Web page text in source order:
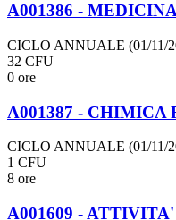
A001386 -
CICLO ANNUALE (01/11/
32 CFU
0 ore
A001387 - CHIMICA
CICLO ANNUALE (01/11/
1 CFU
8 ore
A001609 -